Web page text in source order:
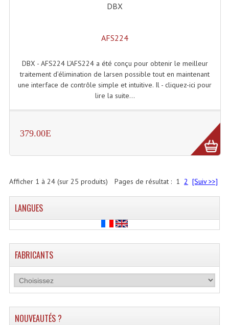
DBX
AFS224
DBX - AFS224 L’AFS224 a été conçu pour obtenir le meilleur
traitement d’élimination de larsen possible tout en maintenant
une interface de contrôle simple et intuitive. Il - cliquez-ici pour
lire la suite...
379.00E
Pages de résultat : 1 2 [Suiv >>]
Afficher 1 à 24(sur 25 produits)
LANGUES
FABRICANTS
NOUVEAUTÉS ?